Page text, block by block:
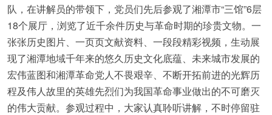
队，在讲解员的带领下，党员们先后参观了湘潭市“三馆”6层
18个展厅，浏览了近千余件历史与革命时期的珍贵文物。一
张张历史图片、一页页文献资料、一段段精彩视频，生动展
现了湘潭地域千年来的悠久历史文化底蕴、未来城市发展的
宏伟蓝图和湘潭革命党人不畏艰辛、不断开拓前进的光辉历
程及伟人故里的英雄先烈们为我国革命事业做出的不可磨灭
的伟大贡献。参观过程中，大家认真聆听讲解，不时停留驻